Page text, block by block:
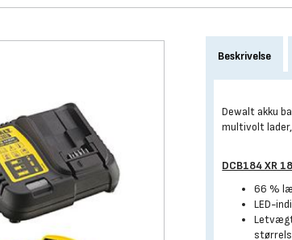
Beskrivelse
Dewalt akku
multivolt
DCB184 XR
66 %
LED-